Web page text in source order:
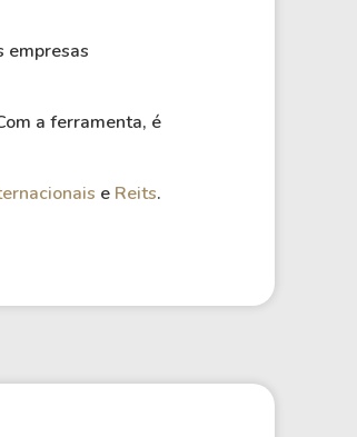
empresas
a ferramenta, é
e Reits.